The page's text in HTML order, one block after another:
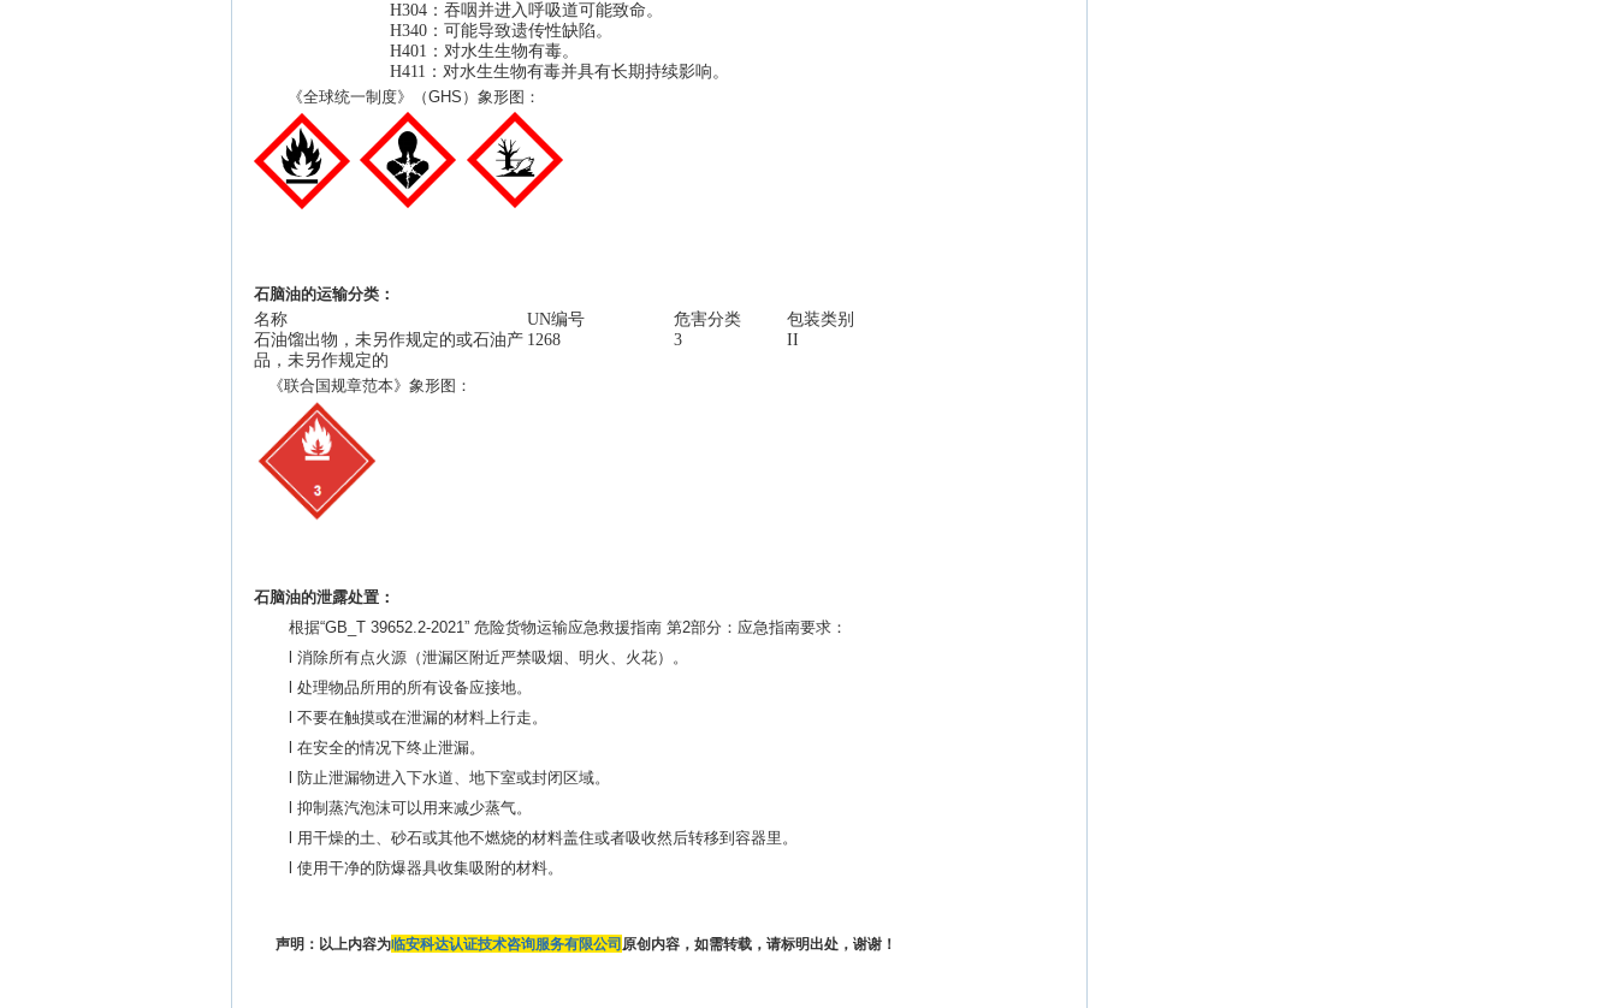
H304：吞咽并进入呼吸道可能致命。
H340：可能导致遗传性缺陷。
H401：对水生生物有毒。
H411：对水生生物有毒并具有长期持续影响。
《全球统一制度》（GHS）象形图：
石脑油的运输分类：
名称
UN编号 危害分类
包装类别
石油馏出物，未另作规定的或石油产
品，未另作规定的
1268 3 II
《联合国规章范本》象形图：
石脑油的泄露处置：
根据“GB_T 39652.2-2021” 危险货物运输应急救援指南 第2部分：应急指南要求：
l 消除所有点火源（泄漏区附近严禁吸烟、明火、火花）。
l 处理物品所用的所有设备应接地。
l 不要在触摸或在泄漏的材料上行走。
l 在安全的情况下终止泄漏。
l 防止泄漏物进入下水道、地下室或封闭区域。
l 抑制蒸汽泡沫可以用来减少蒸气。
l 用干燥的土、砂石或其他不燃烧的材料盖住或者吸收然后转移到容器里。
l 使用干净的防爆器具收集吸附的材料。
声明：以上内容为临安科达认证技术咨询服务有限公司 原创内容，如需转载，请标明出处，谢谢！